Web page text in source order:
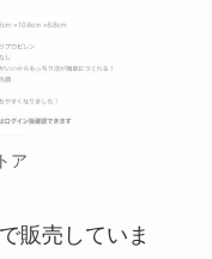
ア
販売していま